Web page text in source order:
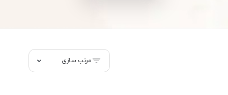
مرتب سازی